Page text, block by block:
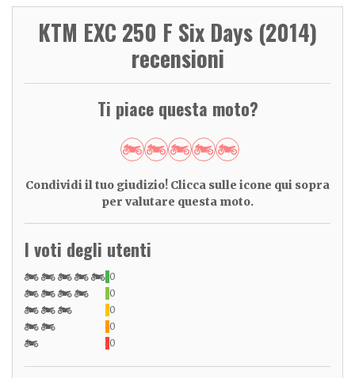
KTM EXC 250 F Six Days (2014)
recensioni
Ti piace questa moto?
Condividi il tuo giudizio! Clicca sulle icone qui sopra
per valutare questa moto.
I voti degli utenti
0
0
0
0
0